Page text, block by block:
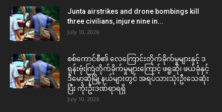
Junta airstrikes and drone bombings kill
three civilians, injure nine in...
July 10, 2026
စစ်ကောင်စီ၏ လေကြောင်းတိုက်ခိုက်မှုများနှင့် ဒ
ရုန်းဗုံးကြဲတိုက်ခိုက်မှုများကြောင့် ဖရူဆို၊ ဖယ်ခုံနှင့်
ဒီမော့ဆိုမြို့နယ်များတွင် အရပ်သားသုံးဦးသေဆုံး
ပြီး ကိုးဦးဒဏ်ရာရရှိ
July 10, 2026